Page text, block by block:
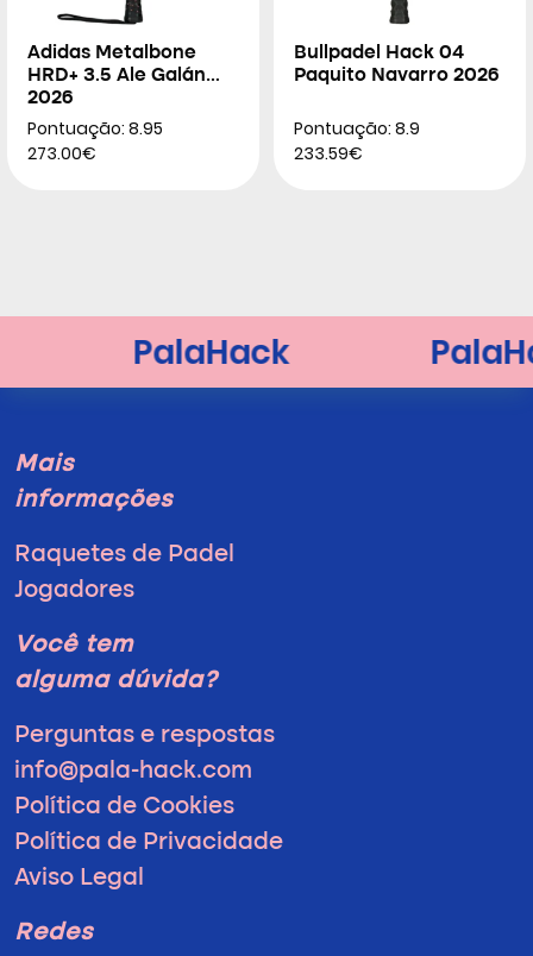
Adidas Metalbone
HRD+ 3.5 Ale Galán
2026
Pontuação: 8.95
273.00€
Bullpadel Hack 04
Paquito Navarro 2026
Pontuação: 8.9
233.59€
Mais
informações
Raquetes de Padel
Jogadores
Você tem
alguma dúvida?
Perguntas e respostas
info@pala-hack.com
Política de Cookies
Política de Privacidade
Aviso Legal
Redes